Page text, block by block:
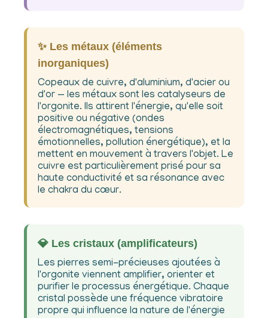
✨ Les métaux (éléments
inorganiques)
Copeaux de cuivre, d'aluminium, d'acier ou
d'or — les métaux sont les catalyseurs de
l'orgonite. Ils attirent l'énergie, qu'elle soit
positive ou négative (ondes
électromagnétiques, tensions
émotionnelles, pollution énergétique), et la
mettent en mouvement à travers l'objet. Le
cuivre est particulièrement prisé pour sa
haute conductivité et sa résonance avec
le chakra du cœur.
💎 Les cristaux (amplificateurs)
Les pierres semi-précieuses ajoutées à
l'orgonite viennent amplifier, orienter et
purifier le processus énergétique. Chaque
cristal possède une fréquence vibratoire
propre qui influence la nature de l'énergie